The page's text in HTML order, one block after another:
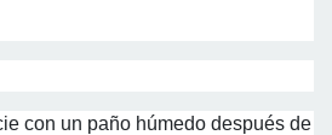
con un paño húmedo después de